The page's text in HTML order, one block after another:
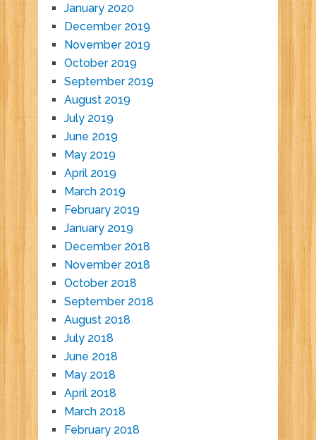
January 2020
December 2019
November 2019
October 2019
September 2019
August 2019
July 2019
June 2019
May 2019
April 2019
March 2019
February 2019
January 2019
December 2018
November 2018
October 2018
September 2018
August 2018
July 2018
June 2018
May 2018
April 2018
March 2018
February 2018